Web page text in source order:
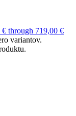
through 719,00 €
variantov.